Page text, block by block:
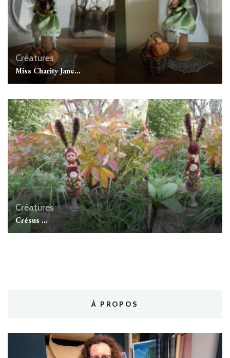
Créatures
Miss Charity Jane…
Créatures
Crésus …
À PROPOS